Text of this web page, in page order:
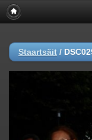
Staartsäit /